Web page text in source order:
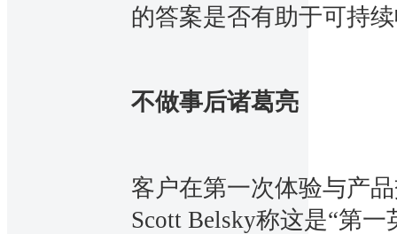
的答案是否有助于可持
不做事后诸葛亮
客户在第一次体验与产
Scott Belsky称这是“第